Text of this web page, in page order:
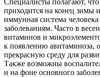
приходится на конец зимы
иммунная система
заболеваниям. Часто в
витаминов и
к появлению авитаминоза,
прекрасную среду для
Также возможны
и на фоне основного